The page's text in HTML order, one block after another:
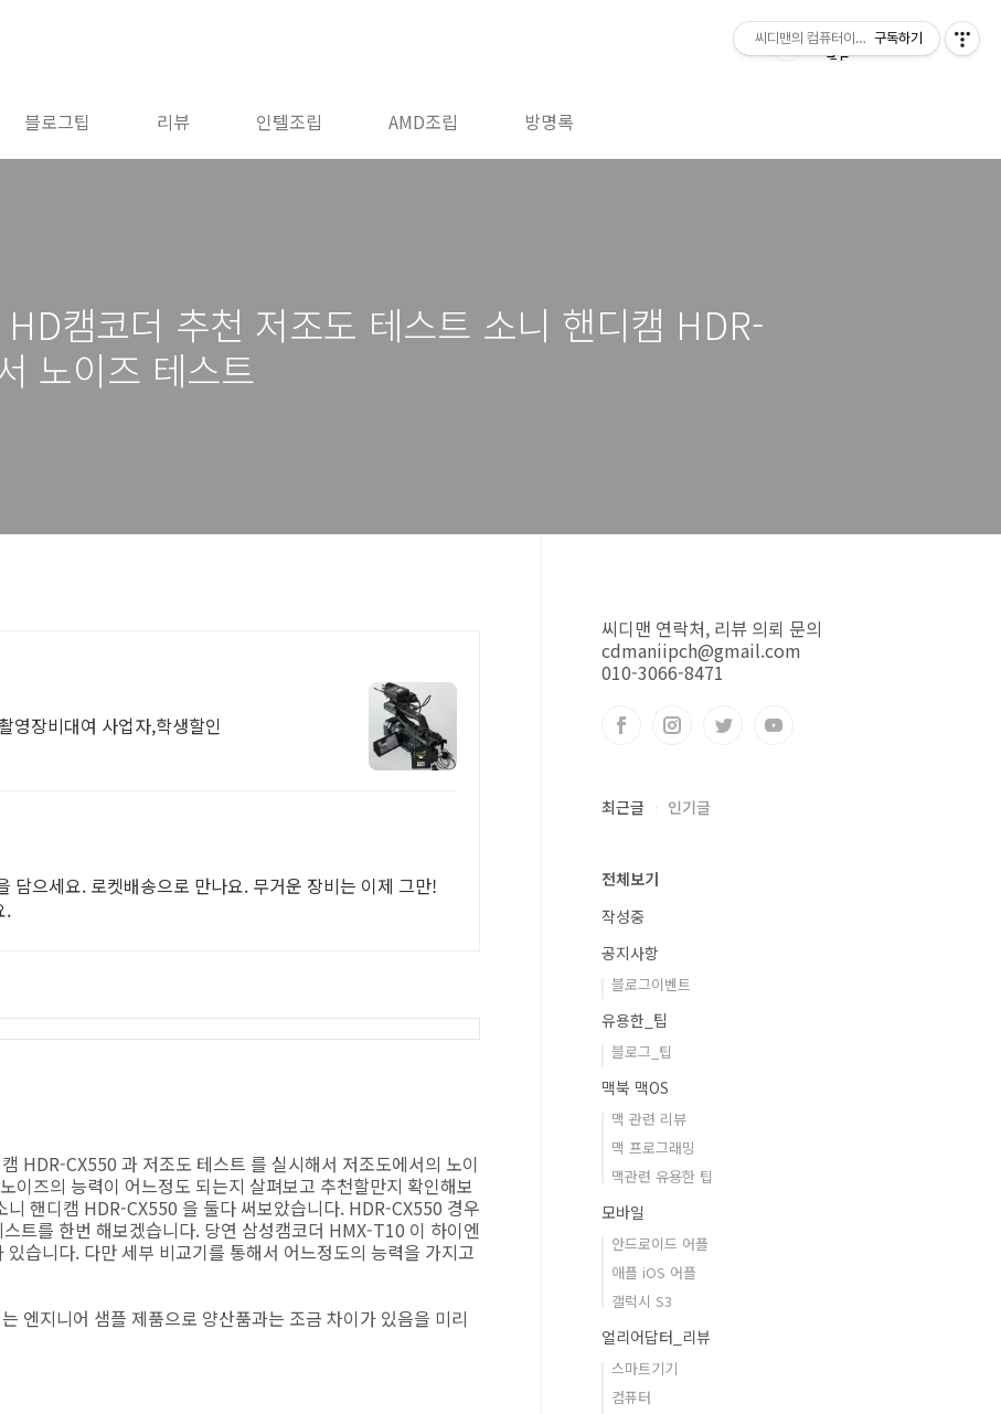
블로그팁 리뷰 인텔조립 AMD조립 방명록
캠코더 추천 저조도 테스트 소니 핸디캠 HDR-
노이즈 테스트
영장비대여 사업자,학생할인
담으세요. 로켓배송으로 만나요. 무거운 장비는 이제 그만!
.
HDR-CX550 과 저조도 테스트 를 실시해서 저조도에서의 노이
이즈의 능력이 어느정도 되는지 살펴보고 추천할만지 확인해보
핸디캠 HDR-CX550 을 둘다 써보았습니다. HDR-CX550 경우
트를 한번 해보겠습니다. 당연 삼성캠코더 HMX-T10 이 하이엔
습니다. 다만 세부 비교기를 통해서 어느정도의 능력을 가지고
엔지니어 샘플 제품으로 양산품과는 조금 차이가 있음을 미리
씨디맨 연락처, 리뷰 의뢰 문의
cdmaniipch@gmail.com
010-3066-8471
최근글 인기글
전체보기
작성중
공지사항
블로그이벤트
유용한_팁
블로그_팁
맥북 맥OS
맥 관련 리뷰
맥 프로그래밍
맥관련 유용한 팁
모바일
안드로이드 어플
애플 iOS 어플
갤럭시 S3
얼리어답터_리뷰
스마트기기
컴퓨터
씨디맨의 컴퓨터이야기구독하기